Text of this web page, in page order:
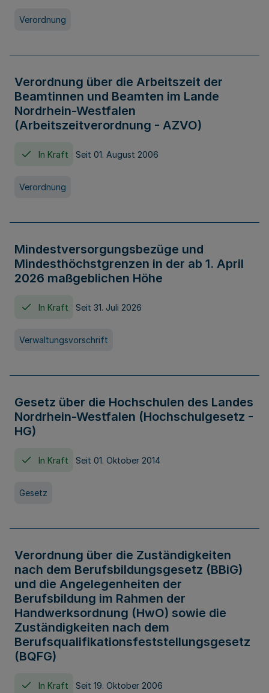
Verordnung
Verordnung über die Arbeitszeit der
Beamtinnen und Beamten im Lande
Nordrhein-Westfalen
(Arbeitszeitverordnung - AZVO)
In Kraft Seit 01. August 2006
Verordnung
Mindestversorgungsbezüge und
Mindesthöchstgrenzen in der ab 1. April
2026 maßgeblichen Höhe
In Kraft Seit 31. Juli 2026
Verwaltungsvorschrift
Gesetz über die Hochschulen des Landes
Nordrhein-Westfalen (Hochschulgesetz -
HG)
In Kraft Seit 01. Oktober 2014
Gesetz
Verordnung über die Zuständigkeiten
nach dem Berufsbildungsgesetz (BBiG)
und die Angelegenheiten der
Berufsbildung im Rahmen der
Handwerksordnung (HwO) sowie die
Zuständigkeiten nach dem
Berufsqualifikationsfeststellungsgesetz
(BQFG)
In Kraft Seit 19. Oktober 2006